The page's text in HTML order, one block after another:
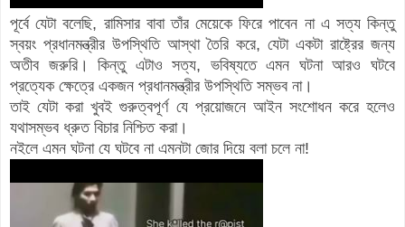
পূর্বে যেটা বলেছি, রামিসার বাবা তাঁর মেয়েকে ফিরে পাবেন না এ সত্য কিন্তু
স্বয়ং প্রধানমন্ত্রীর উপস্থিতি আস্থা তৈরি করে, যেটা একটা রাষ্ট্রের জন্য
অতীব জরুরি। কিন্তু এটাও সত্য, ভবিষ্যতে এমন ঘটনা আরও ঘটবে
প্রত্যেক ক্ষেত্রে একজন প্রধানমন্ত্রীর উপস্থিতি সম্ভব না।
তাই যেটা করা খুবই গুরুত্বপূর্ণ যে প্রয়োজনে আইন সংশোধন করে হলেও
যথাসম্ভব ধ্রুত বিচার নিশ্চিত করা।
নইলে এমন ঘটনা যে ঘটবে না এমনটা জোর দিয়ে বলা চলে না!